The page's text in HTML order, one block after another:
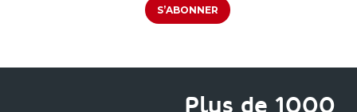
S’ABONNER
Plus de 1000